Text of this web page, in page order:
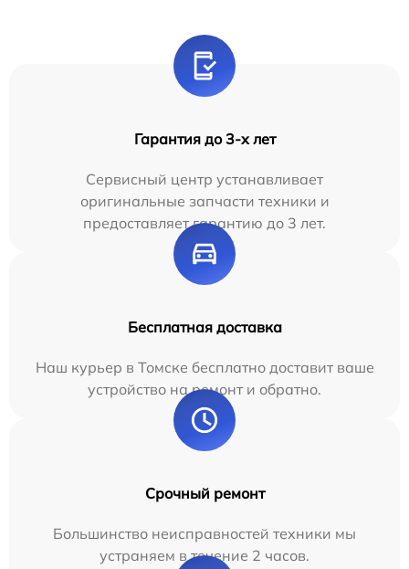
Гарантия до 3-х лет
Сервисный центр устанавливает
оригинальные запчасти техники и
предоставляет гарантию до 3 лет.
Бесплатная доставка
Наш курьер в Томске бесплатно доставит ваше
устройство на ремонт и обратно.
Срочный ремонт
Большинство неисправностей техники мы
устраняем в течение 2 часов.